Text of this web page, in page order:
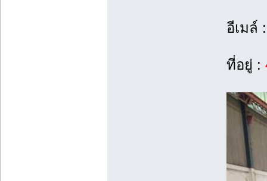
อีเมล์
ที่อยู่ :